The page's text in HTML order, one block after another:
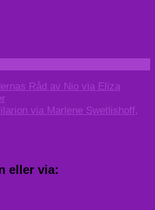
Råd av Nio via Eliza
via Marlene Swetlishoff,
eller via: